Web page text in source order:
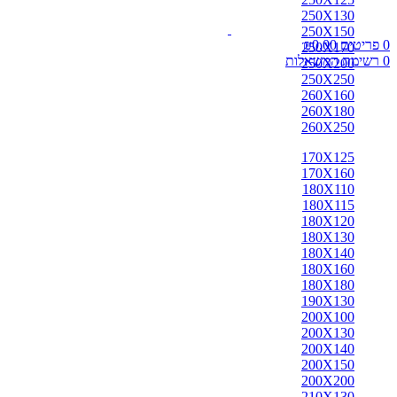
0 פריטים ₪0.00
0 רשימת המשאלות
250X130
250X150
250X170
250X200
250X250
260X160
260X180
260X250
170X125
170X160
180X110
180X115
180X120
180X130
180X140
180X160
180X180
190X130
200X100
200X130
200X140
200X150
200X200